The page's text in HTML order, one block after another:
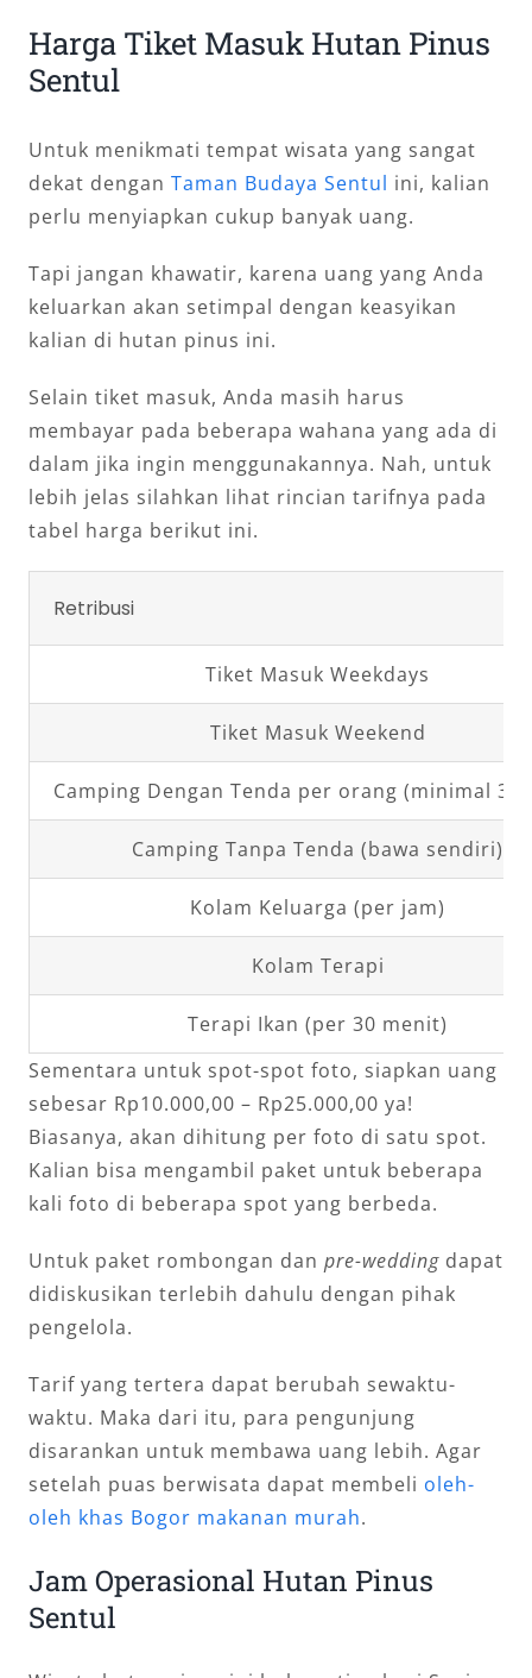
Harga Tiket Masuk Hutan Pinus
Sentul
Untuk menikmati tempat wisata yang sangat
dekat dengan Taman Budaya Sentul ini, kalian
perlu menyiapkan cukup banyak uang.
Tapi jangan khawatir, karena uang yang Anda
keluarkan akan setimpal dengan keasyikan
kalian di hutan pinus ini.
Selain tiket masuk, Anda masih harus
membayar pada beberapa wahana yang ada di
dalam jika ingin menggunakannya. Nah, untuk
lebih jelas silahkan lihat rincian tarifnya pada
tabel harga berikut ini.
Retribusi
Tiket Masuk Weekdays
Tiket Masuk Weekend
Camping Dengan Tenda per orang (minimal 3
Camping Tanpa Tenda (bawa sendiri)
Kolam Keluarga (per jam)
Kolam Terapi
Terapi Ikan (per 30 menit)
Sementara untuk spot-spot foto, siapkan uang
sebesar Rp10.000,00 – Rp25.000,00 ya!
Biasanya, akan dihitung per foto di satu spot.
Kalian bisa mengambil paket untuk beberapa
kali foto di beberapa spot yang berbeda.
Untuk paket rombongan dan pre-wedding dapat
didiskusikan terlebih dahulu dengan pihak
pengelola.
Tarif yang tertera dapat berubah sewaktu-
waktu. Maka dari itu, para pengunjung
disarankan untuk membawa uang lebih. Agar
setelah puas berwisata dapat membeli oleh-
oleh khas Bogor makanan murah.
Jam Operasional Hutan Pinus
Sentul